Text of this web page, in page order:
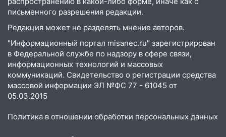
Новгородской в Ульяновске и рухнуло
на электрощит
13:10 В Заволжском районе дерево
упало во дворе
13:08 Ураган ударил по Ульяновску:
сорванные крыши, поваленные деревья,
затопленные улицы и остановившиеся
12:17
Ульяновск накрыл крупный град:
после ливня город снова уходит под
письменного разрешения редакции.
Редакция может не разделять мнение авторов.
"Информационный портал misanec.ru" зарегистрирован
в Федеральной службе по надзору в сфере связи,
информационных технологий и массовых
коммуникаций. Свидетельство о регистрации средства
массовой информации ЭЛ №ФС 77 - 61045 от
05.03.2015
Политика в отношении обработки персональных данных